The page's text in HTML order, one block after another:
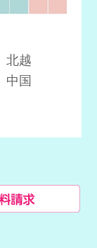
北越
中国